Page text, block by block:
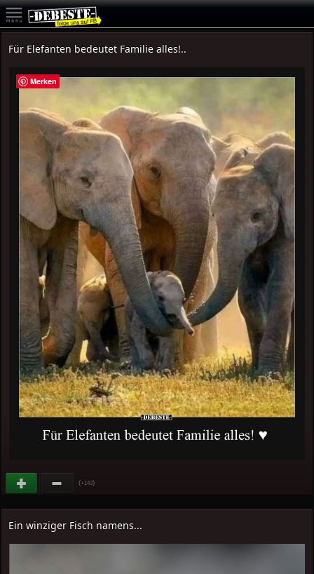
Für Elefanten bedeutet Familie alles!..
(+143)
Ein winziger Fisch namens...
Merken